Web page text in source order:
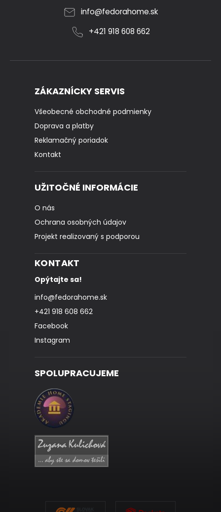
info@fedorahome.sk
+421 918 608 662
ZÁKAZNÍCKY SERVIS
Všeobecné obchodné podmienky
Doprava a platby
Reklamačný poriadok
Kontakt
UŽITOČNÉ INFORMÁCIE
O nás
Ochrana osobných údajov
Projekt realizovaný s podporou
KONTAKT
Opýtajte sa!
info@fedorahome.sk
+421 918 608 662
Facebook
Instagram
SPOLUPRACUJEME